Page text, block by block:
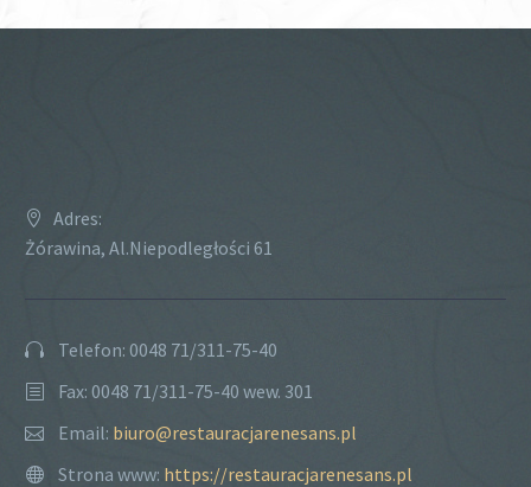
Adres:
Żórawina, Al.Niepodległości 61
Telefon: 0048 71/311-75-40
Fax: 0048 71/311-75-40 wew. 301
Email: biuro@restauracjarenesans.pl
Strona www: https://restauracjarenesans.pl